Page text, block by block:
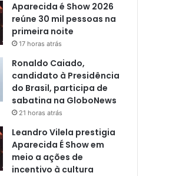
Aparecida é Show 2026
reúne 30 mil pessoas na
primeira noite
17 horas atrás
Ronaldo Caiado,
candidato à Presidência
do Brasil, participa de
sabatina na GloboNews
21 horas atrás
Leandro Vilela prestigia
Aparecida É Show em
meio a ações de
incentivo à cultura